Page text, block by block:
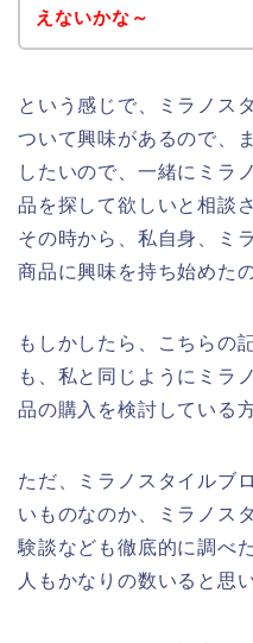
えないかな～
という感じで、ミラノス
ついて興味があるので、
したいので、一緒にミラ
品を探して欲しいと相談
その時から、私自身、ミ
商品に興味を持ち始めた
もしかしたら、こちらの
も、私と同じようにミラ
品の購入を検討している
ただ、ミラノスタイルブ
いものなのか、ミラノス
験談なども徹底的に調べ
人もかなりの数いると思